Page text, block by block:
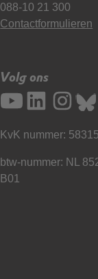
088-10 21 300
Contactformulieren
Volg ons
KvK nummer:
btw-nummer: NL
B01